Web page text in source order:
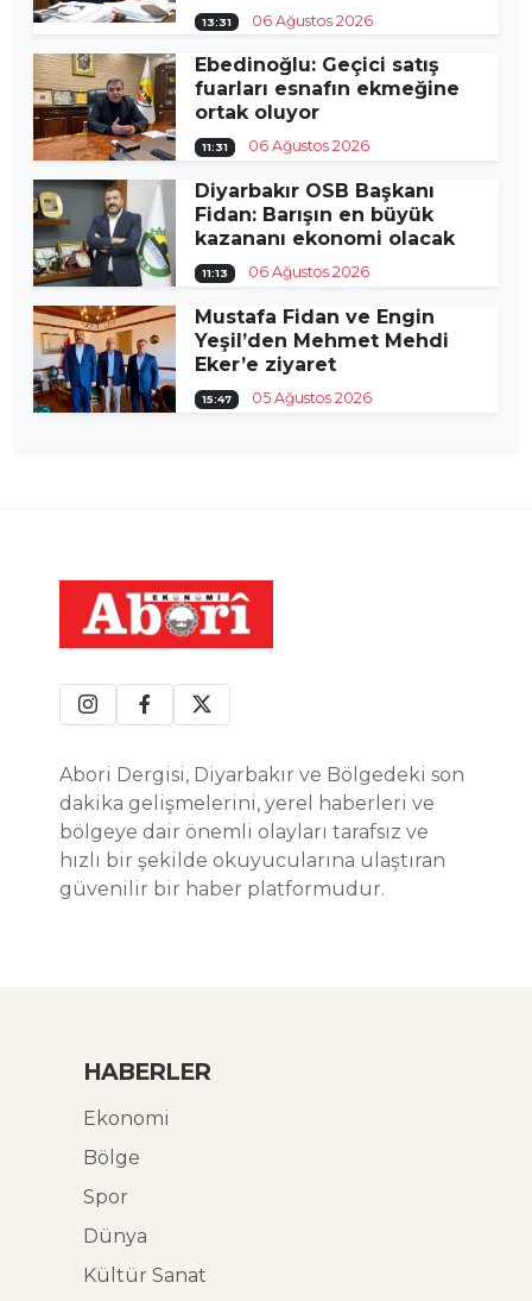
13:31 06 Ağustos 2026
Ebedinoğlu: Geçici satış
fuarları esnafın ekmeğine
ortak oluyor
11:31 06 Ağustos 2026
Diyarbakır OSB Başkanı
Fidan: Barışın en büyük
kazananı ekonomi olacak
11:13 06 Ağustos 2026
Mustafa Fidan ve Engin
Yeşil’den Mehmet Mehdi
Eker’e ziyaret
15:47 05 Ağustos 2026
Abori Dergisi, Diyarbakır ve Bölgedeki son
dakika gelişmelerini, yerel haberleri ve
bölgeye dair önemli olayları tarafsız ve
hızlı bir şekilde okuyucularına ulaştıran
güvenilir bir haber platformudur.
HABERLER
Ekonomi
Bölge
Spor
Dünya
Kültür Sanat